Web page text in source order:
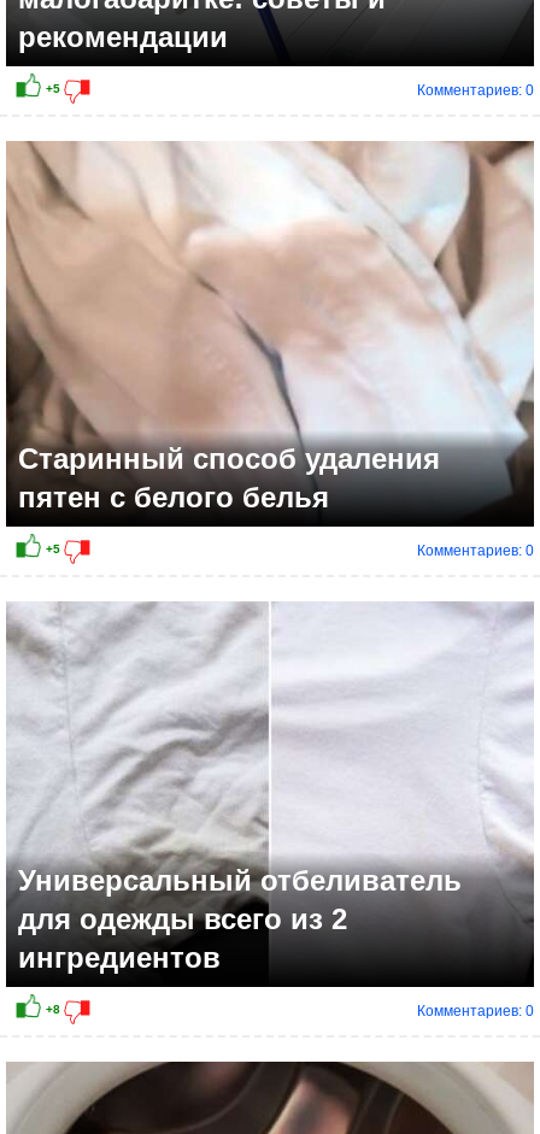
+6
рекомендации
Комментариев: 0
Старинный способ удаления
пятен с белого белья
Комментариев: 0
Универсальный отбеливатель
для одежды всего из 2
ингредиентов
Комментариев: 0